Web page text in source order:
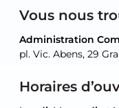
Vous nous
Administration
pl. Vic. Abens, 29
Horaires
Administration
pl. Vic. Abens, 29
Administration
pl. Vic. Abens, 29
Administration
pl. Vic. Abens, 29
Atelier Communal
30, rue Neugarten,